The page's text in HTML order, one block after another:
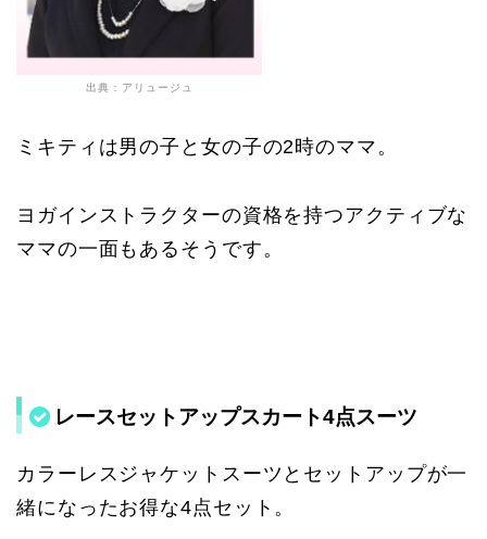
出典：アリュージュ
ミキティは男の子と女の子の2時のママ。
ヨガインストラクターの資格を持つアクティブな
ママの一面もあるそうです。
レースセットアップスカート4点スーツ
カラーレスジャケットスーツとセットアップが一
緒になったお得な4点セット。